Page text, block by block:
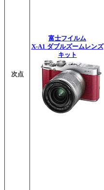
次点
富士フイルム
X-A1 ダブルズームレンズ
キット